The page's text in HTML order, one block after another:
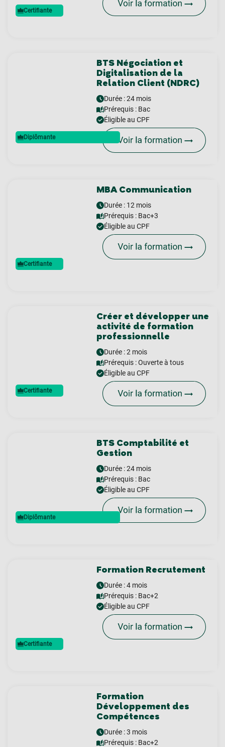
Certifiante
Diplômante
BTS Négociation et
Digitalisation de la
Relation Client (NDRC)
Durée : 24 mois
Prérequis : Bac
Éligible au CPF
Certifiante
MBA Communication
Durée : 12 mois
Prérequis : Bac+3
Éligible au CPF
Certifiante
Créer et développer une
activité de formation
professionnelle
Durée : 2 mois
Prérequis :Ouverte à tous
Éligible au CPF
Diplômante
BTS Comptabilité et
Gestion
Durée : 24 mois
Prérequis : Bac
Éligible au CPF
Certifiante
Formation Recrutement
Durée : 4 mois
Prérequis : Bac+2
Éligible au CPF
Formation
Développement des
Compétences
Durée : 3 mois
Prérequis : Bac+2